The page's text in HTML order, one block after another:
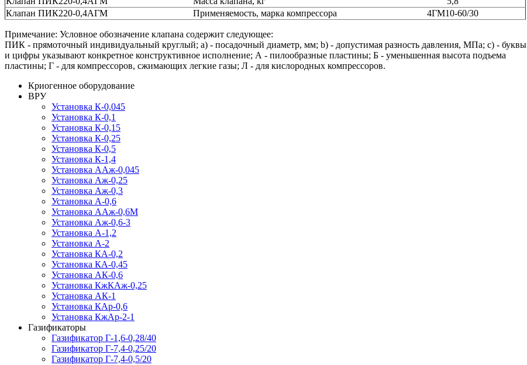
Клапан ПИК220-0,4АГМ
Применяемость, марка компрессора 4ГМ10-60/30
Примечание: Условное обозначение клапана содержит следующее:
ПИК - прямоточный индивидуальный круглый; a) - посадочный диаметр, мм; b) - допустимая разность давления, МПа; c) - буквы
и цифры указывают конкретное конструктивное исполнение; А - пилообразные пластины; Б - уменьшенная высота подъема
пластины; Г - для компрессоров, сжимающих легкие газы; Л - для кислородных компрессоров.
Криогенное оборудование
ВРУ
Установка К-0,045
Установка К-0,1
Установка К-0,15
Установка К-0,25
Установка К-0,5
Установка К-1,4
Установка ААж-0,045
Установка Аж-0,25
Установка Аж-0,3
Установка А-0,6
Установка ААж-0,6М
Установка Аж-0,6-3
Установка А-1,2
Установка А-2
Установка КА-0,2
Установка КА-0,45
Установка АК-0,6
Установка КжКАж-0,25
Установка АК-1
Установка КАр-0,6
Установка КжАр-2-1
Газификаторы
Газификатор Г-1,6-0,28/40
Газификатор Г-7,4-0,25/20
Газификатор Г-7,4-0,5/20